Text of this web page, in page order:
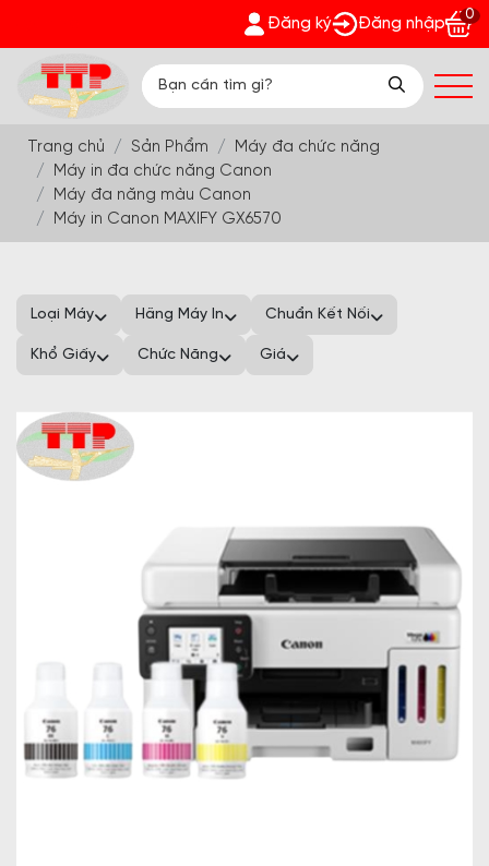
Đăng ký Đăng nhập
0
Trang chủ Sản Phẩm
Máy đa chức năng
Máy in đa chức năng Canon
Máy đa năng màu Canon
Máy in Canon MAXIFY GX6570
Loại Máy Hãng Máy In Chuẩn Kết Nối
Khổ Giấy Chức Năng Giá